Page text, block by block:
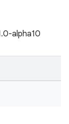
alpha10